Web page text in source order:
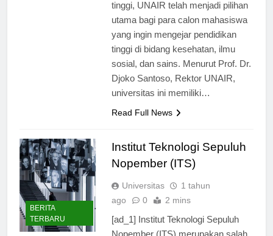
tinggi, UNAIR telah menjadi pilihan
utama bagi para calon mahasiswa
yang ingin mengejar pendidikan
tinggi di bidang kesehatan, ilmu
sosial, dan sains. Menurut Prof. Dr.
Djoko Santoso, Rektor UNAIR,
BERITA
TERBARU
Institut Teknologi Sepuluh
Nopember (ITS)
Universitas
1 tahun
[ad_1] Institut Teknologi Sepuluh